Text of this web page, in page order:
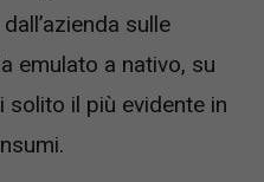
sulle
emulato a nativo, su
il più evidente in